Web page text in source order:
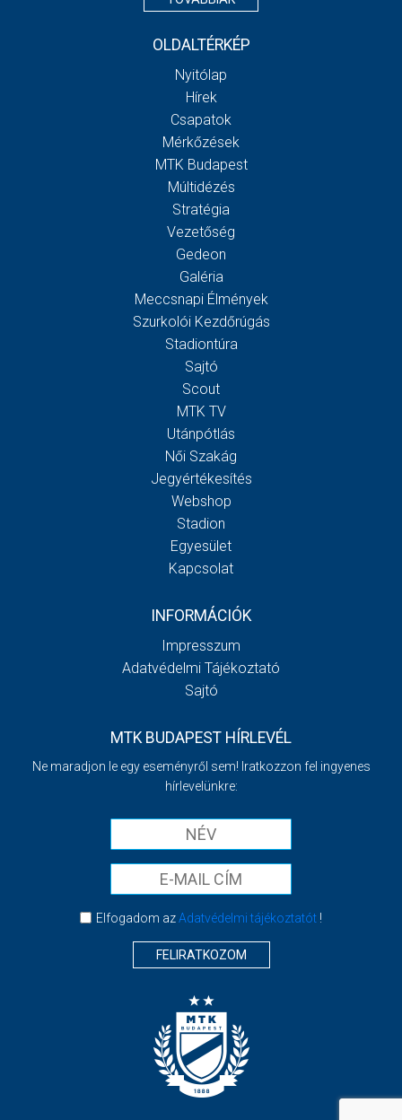
OLDALTÉRKÉP
Nyitólap
Hírek
Csapatok
Mérkőzések
MTK Budapest
Múltidézés
Stratégia
Vezetőség
Gedeon
Galéria
Meccsnapi Élmények
Szurkolói Kezdőrúgás
Stadiontúra
Sajtó
Scout
MTK TV
Utánpótlás
Női Szakág
Jegyértékesítés
Webshop
Stadion
Egyesület
Kapcsolat
INFORMÁCIÓK
Impresszum
Adatvédelmi Tájékoztató
Sajtó
MTK BUDAPEST HÍRLEVÉL
Ne maradjon le egy eseményről sem! Iratkozzon fel ingyenes
hírlevelünkre:
Elfogadom azAdatvédelmi tájékoztatót!
FELIRATKOZOM